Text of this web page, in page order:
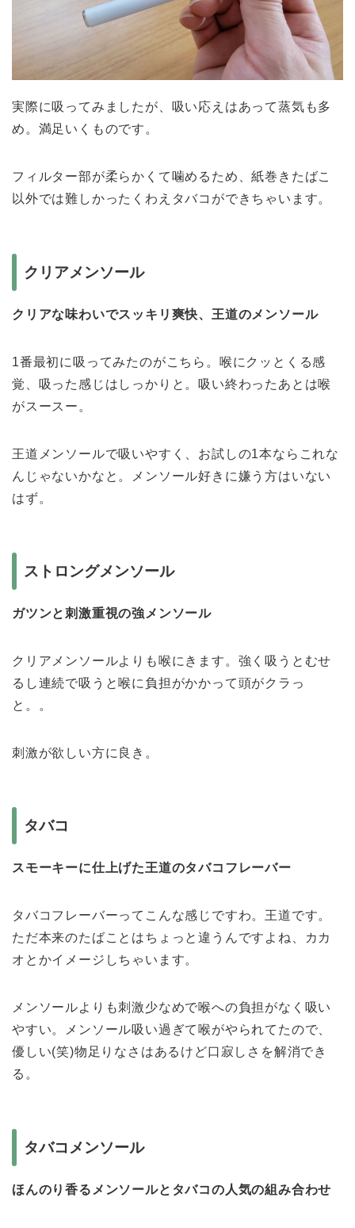
実際に吸ってみましたが、吸い応えはあって蒸気も多
め。満足いくものです。
フィルター部が柔らかくて噛めるため、紙巻きたばこ
以外では難しかったくわえタバコができちゃいます。
クリアメンソール
クリアな味わいでスッキリ爽快、王道のメンソール
1番最初に吸ってみたのがこちら。喉にクッとくる感
覚、吸った感じはしっかりと。吸い終わったあとは喉
がスースー。
王道メンソールで吸いやすく、お試しの1本ならこれな
んじゃないかなと。メンソール好きに嫌う方はいない
はず。
ストロングメンソール
ガツンと刺激重視の強メンソール
クリアメンソールよりも喉にきます。強く吸うとむせ
るし連続で吸うと喉に負担がかかって頭がクラっ
と。。
刺激が欲しい方に良き。
タバコ
スモーキーに仕上げた王道のタバコフレーバー
タバコフレーバーってこんな感じですわ。王道です。
ただ本来のたばことはちょっと違うんですよね、カカ
オとかイメージしちゃいます。
メンソールよりも刺激少なめで喉への負担がなく吸い
やすい。メンソール吸い過ぎて喉がやられてたので、
優しい(笑)物足りなさはあるけど口寂しさを解消でき
る。
タバコメンソール
ほんのり香るメンソールとタバコの人気の組み合わせ